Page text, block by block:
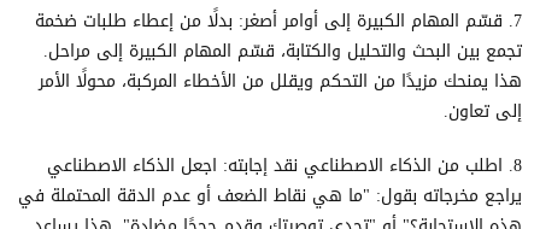
7. قسّم المهام الكبيرة إلى أوامر أصغر: بدلًا من إعطاء طلبات ضخمة
تجمع بين البحث والتحليل والكتابة، قسّم المهام الكبيرة إلى مراحل.
هذا يمنحك مزيدًا من التحكم ويقلل من الأخطاء المركبة، محولًا الأمر
إلى تعاون.
8. اطلب من الذكاء الاصطناعي نقد إجابته: اجعل الذكاء الاصطناعي
يراجع مخرجاته بقول: "ما هي نقاط الضعف أو عدم الدقة المحتملة في